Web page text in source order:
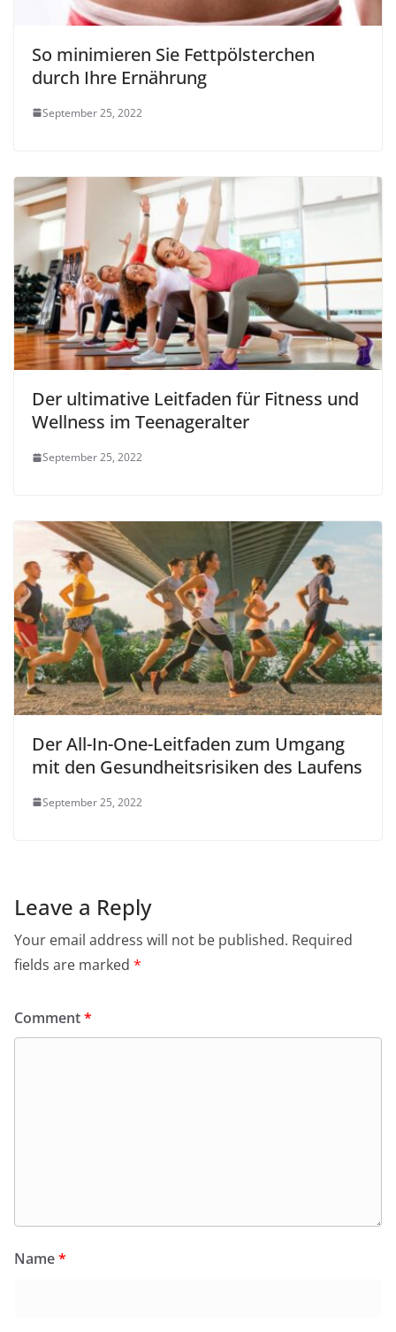
So minimieren Sie Fettpölsterchen
durch Ihre Ernährung
September 25, 2022
Der ultimative Leitfaden für Fitness und
Wellness im Teenageralter
September 25, 2022
Der All-In-One-Leitfaden zum Umgang
mit den Gesundheitsrisiken des Laufens
September 25, 2022
Leave a Reply
Your email address will not be published. Required
fields are marked *
Comment*
Name*